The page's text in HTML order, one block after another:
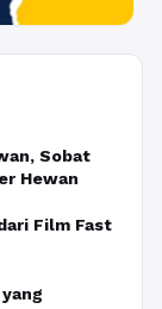
Sobat
Hewan
Film Fast